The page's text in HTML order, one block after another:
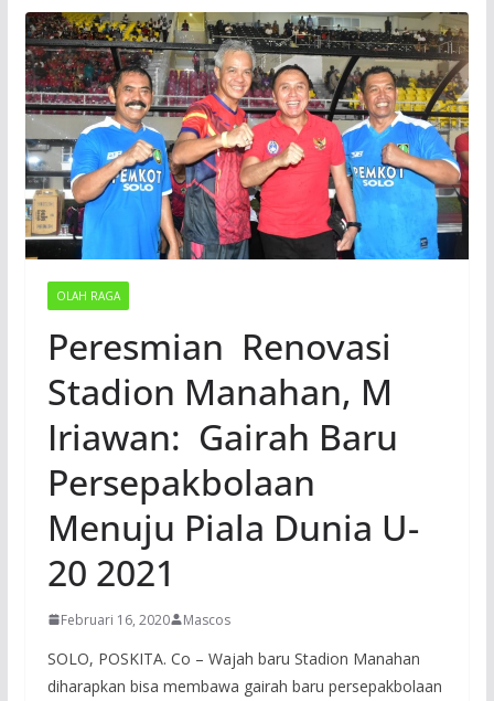
OLAH RAGA
Peresmian Renovasi
Stadion Manahan, M
Iriawan: Gairah Baru
Persepakbolaan
Menuju Piala Dunia U-
20 2021
Februari 16, 2020 Mascos
SOLO, POSKITA. Co – Wajah baru Stadion Manahan
diharapkan bisa membawa gairah baru persepakbolaan